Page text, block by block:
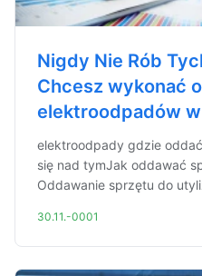
Nigdy Nie Rób
Chcesz wykonać
elektroodpadów w
elektroodpady gdzie
się nad tymJak oddawać
Oddawanie sprzętu do
30.11.-0001